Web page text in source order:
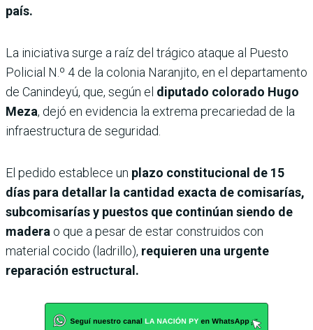
país.
La iniciativa surge a raíz del trágico ataque al Puesto
Policial N.º 4 de la colonia Naranjito, en el departamento
de Canindeyú, que, según el diputado colorado Hugo
Meza, dejó en evidencia la extrema precariedad de la
infraestructura de seguridad.
El pedido establece un plazo constitucional de 15
días para detallar la cantidad exacta de comisarías,
subcomisarías y puestos que continúan siendo de
madera o que a pesar de estar construidos con
material cocido (ladrillo), requieren una urgente
reparación estructural.